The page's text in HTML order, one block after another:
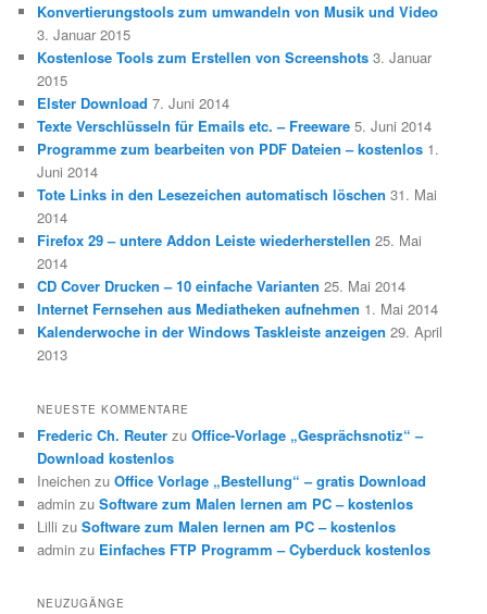
Konvertierungstools zum umwandeln von Musik und Video
3. Januar 2015
Kostenlose Tools zum Erstellen von Screenshots 3. Januar
2015
Elster Download 7. Juni 2014
Texte Verschlüsseln für Emails etc. – Freeware 5. Juni 2014
Programme zum bearbeiten von PDF Dateien – kostenlos 1.
Juni 2014
Tote Links in den Lesezeichen automatisch löschen 31. Mai
2014
Firefox 29 – untere Addon Leiste wiederherstellen 25. Mai
2014
CD Cover Drucken – 10 einfache Varianten 25. Mai 2014
Internet Fernsehen aus Mediatheken aufnehmen 1. Mai 2014
Kalenderwoche in der Windows Taskleiste anzeigen 29. April
2013
NEUESTE KOMMENTARE
Frederic Ch. Reuter zuOffice-Vorlage „Gesprächsnotiz“ –
Download kostenlos
Ineichen zuOffice Vorlage „Bestellung“ – gratis Download
admin zuSoftware zum Malen lernen am PC – kostenlos
Lilli zuSoftware zum Malen lernen am PC – kostenlos
admin zu Einfaches FTP Programm – Cyberduck kostenlos
NEUZUGÄNGE